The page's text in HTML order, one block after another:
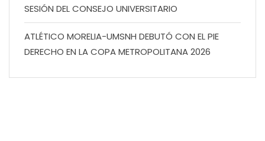
SESIÓN DEL CONSEJO UNIVERSITARIO
ATLÉTICO MORELIA-UMSNH DEBUTÓ CON EL PIE
DERECHO EN LA COPA METROPOLITANA 2026